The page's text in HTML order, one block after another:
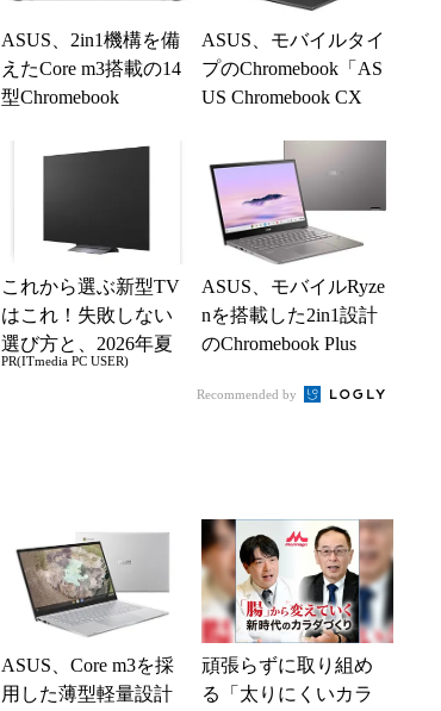
ASUS、2in1機構を備
えたCore m3搭載の14
型Chromebook
ASUS、モバイルタイ
プのChromebook「AS
US Chromebook CX
これから選ぶ新型TV
はこれ！失敗しない
選び方と、2026年夏
の一押しモデル
PR(ITmedia PC USER)
ASUS、モバイルRyze
nを搭載した2in1設計
のChromebook Plus
Recommended by
ASUS、Core m3を採
用した薄型軽量設計
頑張らずに取り組め
る「太りにくいカラ